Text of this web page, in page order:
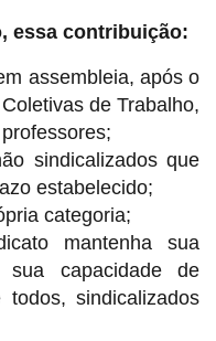
essa contribuição:
assembleia, após o
de Trabalho,
sindicalizados que
estabelecido;
categoria;
mantenha sua
capacidade de
sindicalizados